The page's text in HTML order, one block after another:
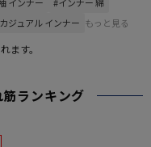
ジュアル インナー もっと見る
ます。
ランキング